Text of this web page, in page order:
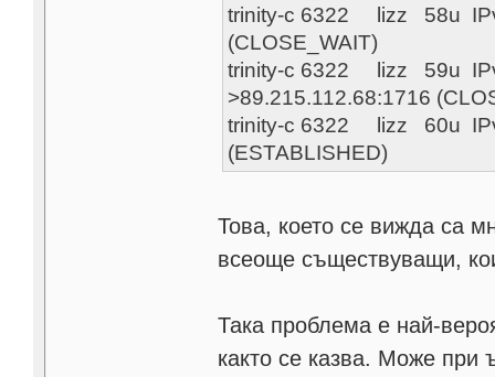
trinity-c 6322 lizz 58u
(CLOSE_WAIT)
trinity-c 6322 lizz 59u
>89.215.112.68:1716
trinity-c 6322 lizz 60u
(ESTABLISHED)
Това, което се вижда са
всеоще съществуващи,
Така проблема е най-
както се казва. Може при